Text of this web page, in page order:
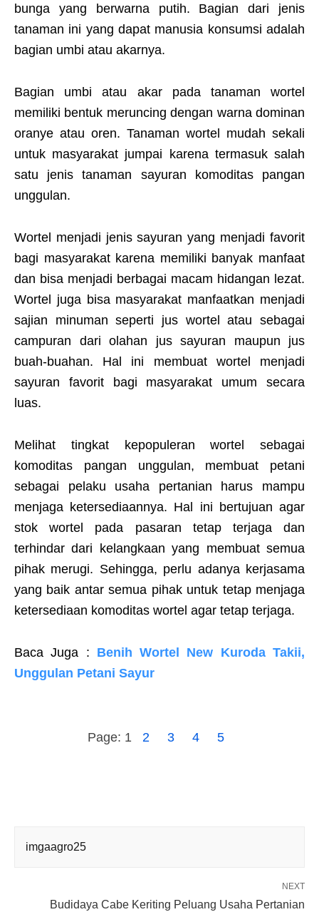
bunga yang berwarna putih. Bagian dari jenis
tanaman ini yang dapat manusia konsumsi adalah
bagian umbi atau akarnya.
Bagian umbi atau akar pada tanaman wortel
memiliki bentuk meruncing dengan warna dominan
oranye atau oren. Tanaman wortel mudah sekali
untuk masyarakat jumpai karena termasuk salah
satu jenis tanaman sayuran komoditas pangan
unggulan.
Wortel menjadi jenis sayuran yang menjadi favorit
bagi masyarakat karena memiliki banyak manfaat
dan bisa menjadi berbagai macam hidangan lezat.
Wortel juga bisa masyarakat manfaatkan menjadi
sajian minuman seperti jus wortel atau sebagai
campuran dari olahan jus sayuran maupun jus
buah-buahan. Hal ini membuat wortel menjadi
sayuran favorit bagi masyarakat umum secara
luas.
Melihat tingkat kepopuleran wortel sebagai
komoditas pangan unggulan, membuat petani
sebagai pelaku usaha pertanian harus mampu
menjaga ketersediaannya. Hal ini bertujuan agar
stok wortel pada pasaran tetap terjaga dan
terhindar dari kelangkaan yang membuat semua
pihak merugi. Sehingga, perlu adanya kerjasama
yang baik antar semua pihak untuk tetap menjaga
ketersediaan komoditas wortel agar tetap terjaga.
Baca Juga : Benih Wortel New Kuroda Takii,
Unggulan Petani Sayur
Page: 1 2 3 4 5
imgaagro25
NEXT
Budidaya Cabe Keriting Peluang Usaha Pertanian